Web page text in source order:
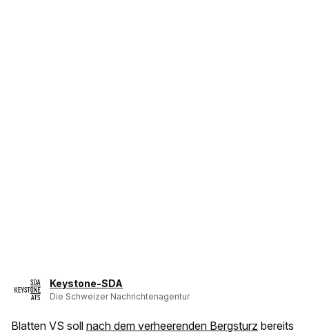
Keystone-SDA
Die Schweizer Nachrichtenagentur
Blatten VS soll nach dem verheerenden Bergsturz bereits